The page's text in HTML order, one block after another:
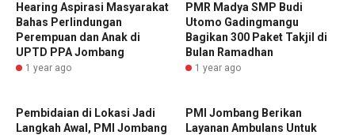
Hearing Aspirasi Masyarakat
Bahas Perlindungan
Perempuan dan Anak di
UPTD PPA Jombang
1 year ago
PMR Madya SMP Budi
Utomo Gadingmangu
Bagikan 300 Paket Takjil di
Bulan Ramadhan
1 year ago
Pembidaian di Lokasi Jadi
Langkah Awal, PMI Jombang
PMI Jombang Berikan
Layanan Ambulans Untuk